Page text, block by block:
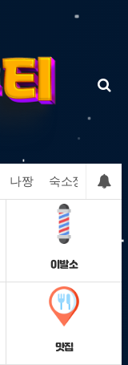
나짱 숙소정보
이발소
맛집